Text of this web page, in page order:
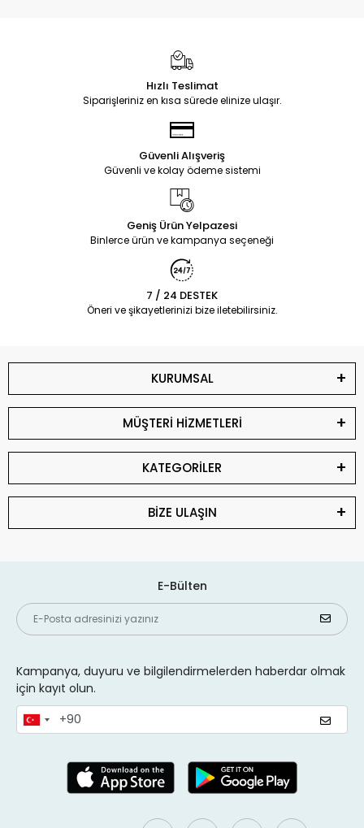
Hızlı Teslimat
Siparişleriniz en kısa sürede elinize ulaşır.
Güvenli Alışveriş
Güvenli ve kolay ödeme sistemi
Geniş Ürün Yelpazesi
Binlerce ürün ve kampanya seçeneği
7 / 24 DESTEK
Öneri ve şikayetlerinizi bize iletebilirsiniz.
KURUMSAL
MÜŞTERİ HİZMETLERİ
KATEGORİLER
BİZE ULAŞIN
E-Bülten
Kampanya, duyuru ve bilgilendirmelerden haberdar olmak
için kayıt olun.